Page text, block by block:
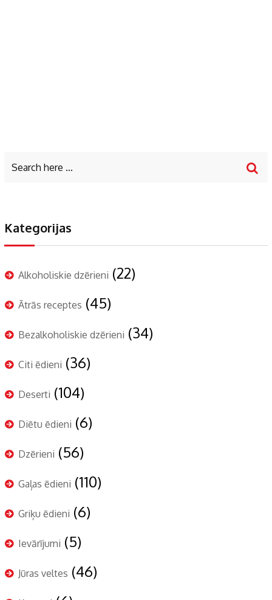
Kategorijas
Alkoholiskie dzērieni (22)
Ātrās receptes (45)
Bezalkoholiskie dzērieni (34)
Citi ēdieni (36)
Deserti (104)
Diētu ēdieni (6)
Dzērieni (56)
Gaļas ēdieni (110)
Griķu ēdieni (6)
Ievārījumi (5)
Jūras veltes (46)